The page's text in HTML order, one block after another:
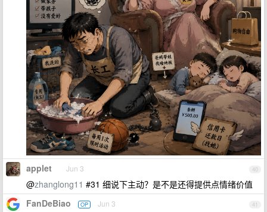
40
applet Jun 3
@zhanglong11 #31 细说下主动？是不是还得提供点情绪价值
41
FanDeBiao OP Jun 3